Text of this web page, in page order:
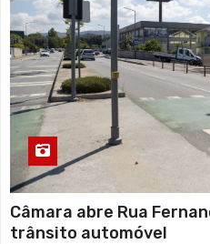
Câmara abre Rua
trânsito automóvel